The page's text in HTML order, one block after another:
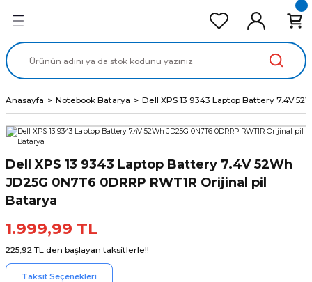
Ekran Panel
Data Kablo
Anasayfa Notebook Batarya Dell XPS 13 9343 Laptop Battery 7.4V
Dell XPS 13 9343 Laptop Battery 7.4V 52Wh
JD25G 0N7T6 0DRRP RWT1R Orijinal pil
Batarya
1.999,99 TL
225,92 TL den başlayan taksitlerle!!
Taksit Seçenekleri